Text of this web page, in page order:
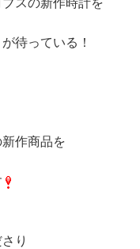
待っている！
作商品を
り